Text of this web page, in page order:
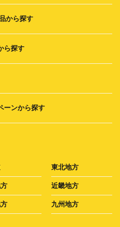
から探す
ら探す
ーンから探す
東北地方
近畿地方
九州地方